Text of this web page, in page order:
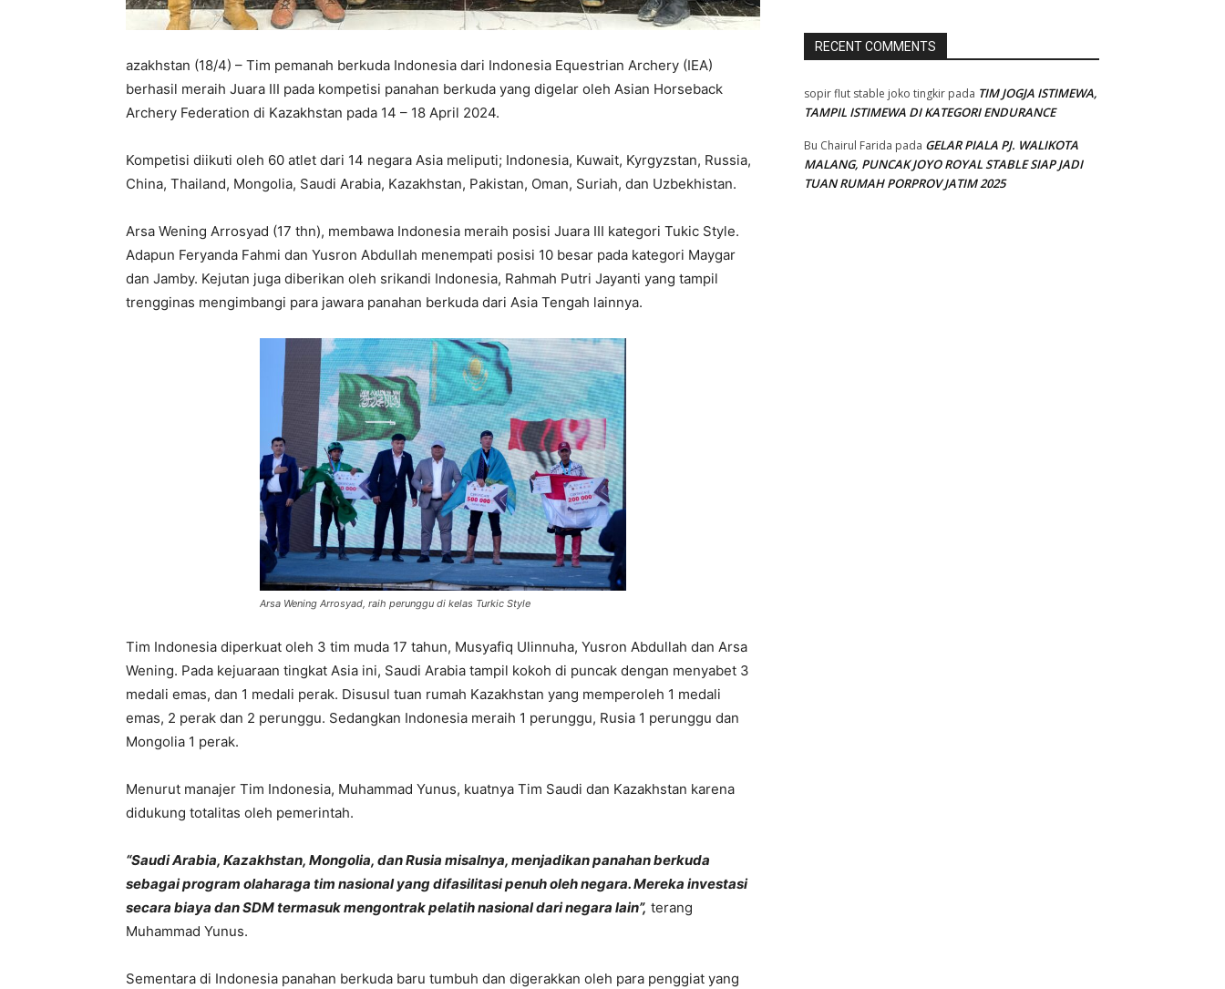
azakhstan (18/4) – Tim pemanah berkuda Indonesia dari Indonesia Equestrian Archery (IEA)
berhasil meraih Juara III pada kompetisi panahan berkuda yang digelar oleh Asian Horseback
Archery Federation di Kazakhstan pada 14 – 18 April 2024.
Kompetisi diikuti oleh 60 atlet dari 14 negara Asia meliputi; Indonesia, Kuwait, Kyrgyzstan, Russia,
China, Thailand, Mongolia, Saudi Arabia, Kazakhstan, Pakistan, Oman, Suriah, dan Uzbekhistan.
Arsa Wening Arrosyad (17 thn), membawa Indonesia meraih posisi Juara III kategori Tukic Style.
Adapun Feryanda Fahmi dan Yusron Abdullah menempati posisi 10 besar pada kategori Maygar
dan Jamby. Kejutan juga diberikan oleh srikandi Indonesia, Rahmah Putri Jayanti yang tampil
trengginas mengimbangi para jawara panahan berkuda dari Asia Tengah lainnya.
Arsa Wening Arrosyad, raih perunggu di kelas Turkic Style
Tim Indonesia diperkuat oleh 3 tim muda 17 tahun, Musyafiq Ulinnuha, Yusron Abdullah dan Arsa
Wening. Pada kejuaraan tingkat Asia ini, Saudi Arabia tampil kokoh di puncak dengan menyabet 3
medali emas, dan 1 medali perak. Disusul tuan rumah Kazakhstan yang memperoleh 1 medali
emas, 2 perak dan 2 perunggu. Sedangkan Indonesia meraih 1 perunggu, Rusia 1 perunggu dan
Mongolia 1 perak.
Menurut manajer Tim Indonesia, Muhammad Yunus, kuatnya Tim Saudi dan Kazakhstan karena
didukung totalitas oleh pemerintah.
“Saudi Arabia, Kazakhstan, Mongolia, dan Rusia misalnya, menjadikan panahan berkuda
sebagai program olaharaga tim nasional yang difasilitasi penuh oleh negara. Mereka investasi
secara biaya dan SDM termasuk mengontrak pelatih nasional dari negara lain”, terang
Muhammad Yunus.
Sementara di Indonesia panahan berkuda baru tumbuh dan digerakkan oleh para penggiat yang
RECENT COMMENTS
sopir flut stable joko tingkir pada TIM JOGJA ISTIMEWA,
TAMPIL ISTIMEWA DI KATEGORI ENDURANCE
Bu Chairul Farida pada GELAR PIALA PJ. WALIKOTA
MALANG, PUNCAK JOYO ROYAL STABLE SIAP JADI
TUAN RUMAH PORPROV JATIM 2025